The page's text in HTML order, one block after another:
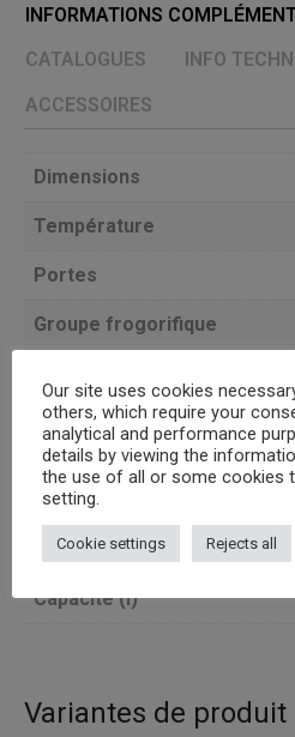
INFORMATIONS
CATALOGUES
INFO
ACCESSOIRES
Dimensions
Température
Portes
Groupe frogorifique
Version
Profondeur
Capacité interne
Corps
Capacité (l)
Variantes de produit
Our site uses cookies
others, which require your
analytical and performance
details by viewing the
the use of all or some cookies
setting.
Cookie settings Rejects all